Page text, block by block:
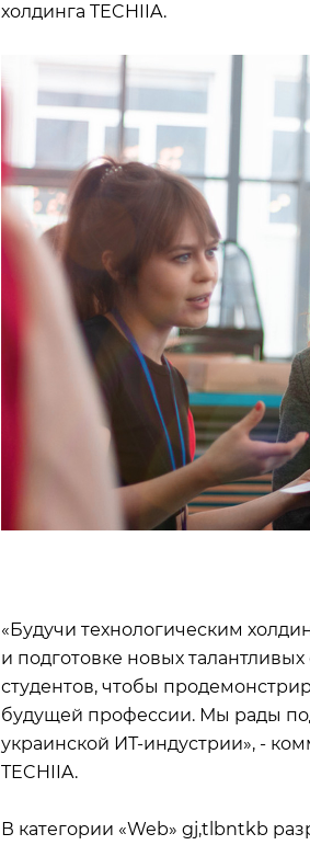
холдинга TECHIIA.
«Будучи технологическим
и подготовке новых
студентов, чтобы
будущей профессии. Мы рады
украинской ИТ-индустрии», -
TECHIIA.
В категории «Web» gj,tlbntkb